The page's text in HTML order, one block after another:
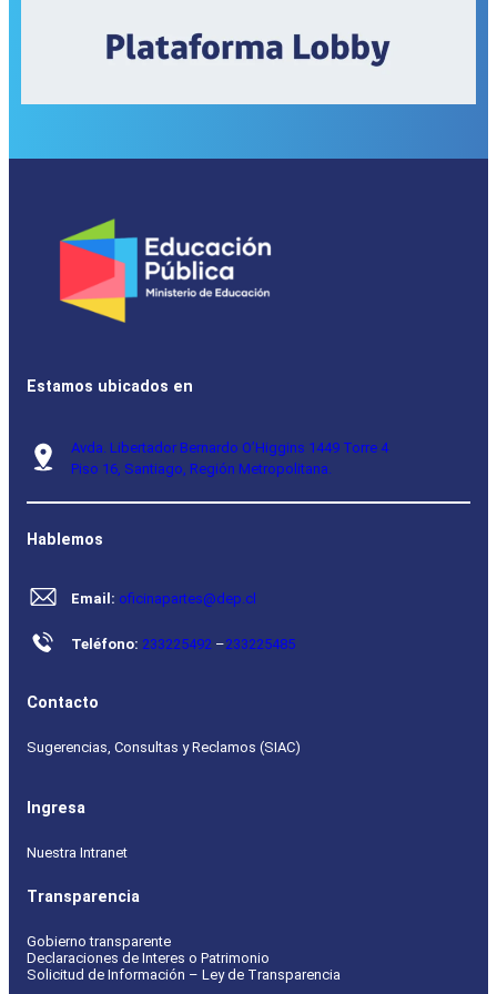
Estamos ubicados en
Avda. Libertador Bernardo O’Higgins 1449 Torre 4
Piso 16, Santiago, Región Metropolitana.
Hablemos
Email: oficinapartes@dep.cl
Teléfono: 233225492 –233225485
Contacto
Sugerencias, Consultas y Reclamos (SIAC)
Ingresa
Nuestra Intranet
Transparencia
Gobierno transparente
Declaraciones de Interes o Patrimonio
Solicitud de Información – Ley de Transparencia